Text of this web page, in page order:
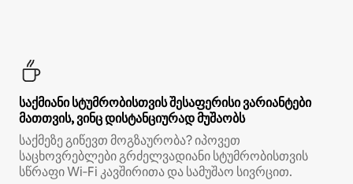
საქმიანი სტუმრობისთვის შესაფერისი ვარიანტები
მათთვის, ვინც დისტანციურად მუშაობს
საქმეზე გიწევთ მოგზაურობა? იპოვეთ
საცხოვრებლები გრძელვადიანი სტუმრობისთვის
სწრაფი Wi‑Fi კავშირითა და სამუშაო სივრცით.